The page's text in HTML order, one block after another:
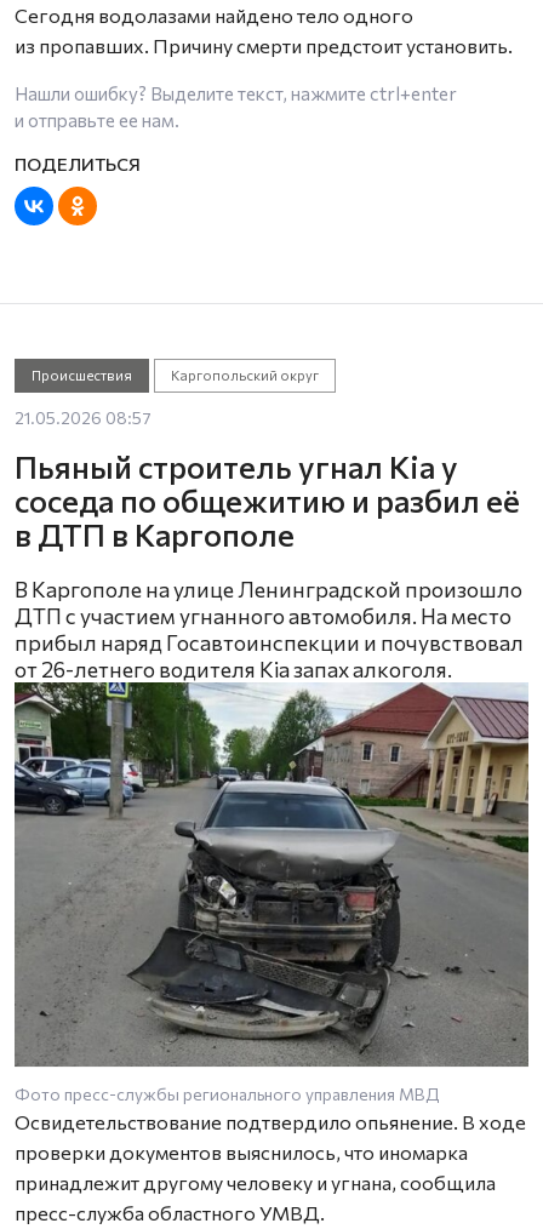
Сегодня водолазами найдено тело одного
из пропавших. Причину смерти предстоит установить.
Нашли ошибку? Выделите текст, нажмите ctrl+enter
и отправьте ее нам.
Происшествия Каргопольский округ
21.05.2026 08:57
Пьяный строитель угнал Kia у
соседа по общежитию и разбил её
в ДТП в Каргополе
В Каргополе на улице Ленинградской произошло
ДТП с участием угнанного автомобиля. На место
прибыл наряд Госавтоинспекции и почувствовал
от 26-летнего водителя Kia запах алкоголя.
Фото пресс-службы регионального управления МВД
Освидетельствование подтвердило опьянение. В ходе
проверки документов выяснилось, что иномарка
принадлежит другому человеку и угнана, сообщила
пресс-служба областного УМВД.